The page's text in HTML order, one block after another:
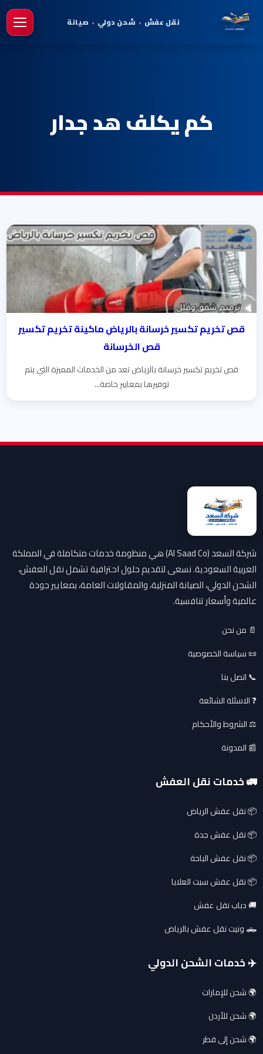
نقل عفش • شحن دولي • صيانة
كم يكلف هد جدار
قص تخريم تكسير خرسانة بالرياض ماكينة تخريم تكسير
قص الخرسانة
قص تخريم تكسير خرسانة بالرياض تعد من الخدمات المميزة التي يتم
توفيرها بمعايير خاصة...
شركة السعد (Al Saad Co) هي منظومة خدمات متكاملة في المملكة
العربية السعودية. نسعى لتقديم حلول احترافية تشمل نقل العفش،
الشحن الدولي، الصيانة المنزلية، والمقاولات العامة، بمعايير جودة
عالمية وأسعار تنافسية.
📄 من نحن
📜 سياسة الخصوصية
📞 اتصل بنا
❓ الاسئلة الشائعة
⚖️ الشروط والأحكام
📰 المدونة
🚛 خدمات نقل العفش
📦 نقل عفش الرياض
📦 نقل عفش جدة
📦 نقل عفش الباحة
📦 نقل عفش سبت العلايا
🚚 دباب نقل عفش
🛻 ونيت نقل عفش بالرياض
✈️ خدمات الشحن الدولي
🌍 شحن للإمارات
🌍 شحن للأردن
🌍 شحن إلى قطر